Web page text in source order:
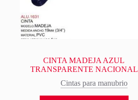
CINTA MADEJA AZUL
TRANSPARENTE NACIONAL
Cintas para manubrio